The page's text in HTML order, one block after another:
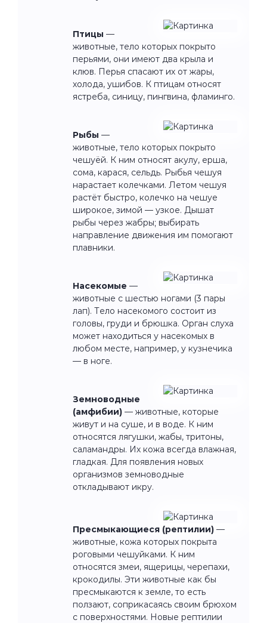
Птицы —
животные, тело которых покрыто
перьями, они имеют два крыла и
клюв. Перья спасают их от жары,
холода, ушибов. К птицам относят
ястреба, синицу, пингвина, фламинго.
Рыбы —
животные, тело которых покрыто
чешуёй. К ним относят акулу, ерша,
сома, карася, сельдь. Рыбья чешуя
нарастает колечками. Летом чешуя
растёт быстро, колечко на чешуе
широкое, зимой — узкое. Дышат
рыбы через жабры; выбирать
направление движения им помогают
плавники.
Насекомые —
животные с шестью ногами (3 пары
лап). Тело насекомого состоит из
головы, груди и брюшка. Орган слуха
может находиться у насекомых в
любом месте, например, у кузнечика
— в ноге.
Земноводные
(амфибии) — животные, которые
живут и на суше, и в воде. К ним
относятся лягушки, жабы, тритоны,
саламандры. Их кожа всегда влажная,
гладкая. Для появления новых
организмов земноводные
откладывают икру.
Пресмыкающиеся (рептилии) —
животные, кожа которых покрыта
роговыми чешуйками. К ним
относятся змеи, ящерицы, черепахи,
крокодилы. Эти животные как бы
пресмыкаются к земле, то есть
ползают, соприкасаясь своим брюхом
с поверхностями. Новые рептилии